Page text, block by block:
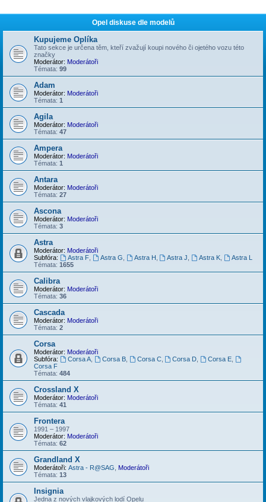
Opel diskuse dle modelů
Kupujeme Oplíka
Tato sekce je určena těm, kteří zvažují koupi nového či ojetého vozu této
značky
Moderátor: Moderátoři
Témata: 99
Adam
Moderátor: Moderátoři
Témata: 1
Agila
Moderátor: Moderátoři
Témata: 47
Ampera
Moderátor: Moderátoři
Témata: 1
Antara
Moderátor: Moderátoři
Témata: 27
Ascona
Moderátor: Moderátoři
Témata: 3
Astra
Moderátor: Moderátoři
Subfóra:
Astra F, Astra G Astra H Astra J Astra K
Astra L
Témata: 1655
Calibra
Moderátor: Moderátoři
Témata: 36
Cascada
Moderátor: Moderátoři
Témata: 2
Corsa
Moderátor: Moderátoři
Subfóra:
Corsa A, Corsa B, Corsa C, Corsa D Corsa E
Corsa F
Témata: 484
Crossland X
Moderátor: Moderátoři
Témata: 41
Frontera
1991 – 1997
Moderátor: Moderátoři
Témata: 62
Grandland X
Moderátoři: Astra - R@SAG
Moderátoři
Témata: 13
Insignia
Jedna z nových vlajkových lodí Opelu